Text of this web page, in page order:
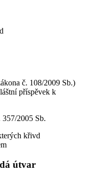
č. 108/2009 Sb.)
příspěvek k
2005 Sb.
křivd
útvar